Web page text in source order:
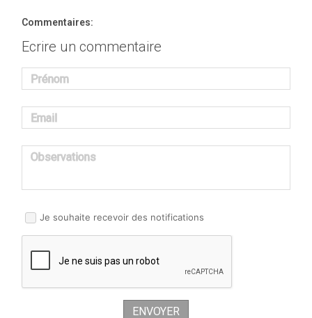
Commentaires:
Ecrire un commentaire
Prénom
Email
Observations
Je souhaite recevoir des notifications
ENVOYER